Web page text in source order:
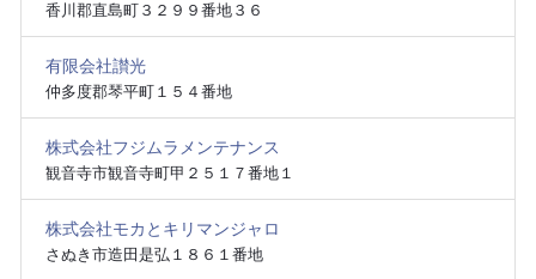
香川郡直島町３２９９番地３６
有限会社讃光
仲多度郡琴平町１５４番地
株式会社フジムラメンテナンス
観音寺市観音寺町甲２５１７番地１
株式会社モカとキリマンジャロ
さぬき市造田是弘１８６１番地